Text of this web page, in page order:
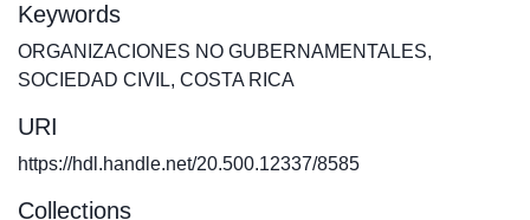
Keywords
ORGANIZACIONES NO GUBERNAMENTALES,
SOCIEDAD CIVIL, COSTA RICA
URI
https://hdl.handle.net/20.500.12337/8585
Collections